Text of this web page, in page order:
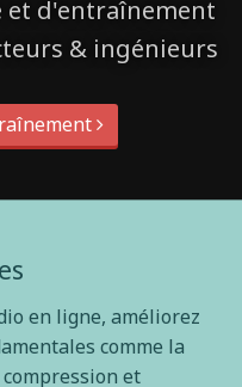
et d'entraînement
& ingénieurs
en ligne, améliorez
comme la
et